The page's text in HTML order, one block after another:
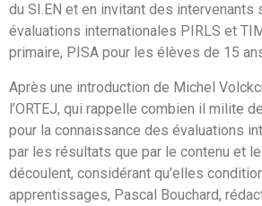
du SI.EN et en invitant des
évaluations internationales PIRLS et
primaire, PISA pour les élèves de 15
Après une introduction de Michel
l’ORTEJ, qui rappelle combien il milite
pour la connaissance des évaluations
par les résultats que par le contenu et
découlent, considérant qu’elles
apprentissages, Pascal Bouchard,